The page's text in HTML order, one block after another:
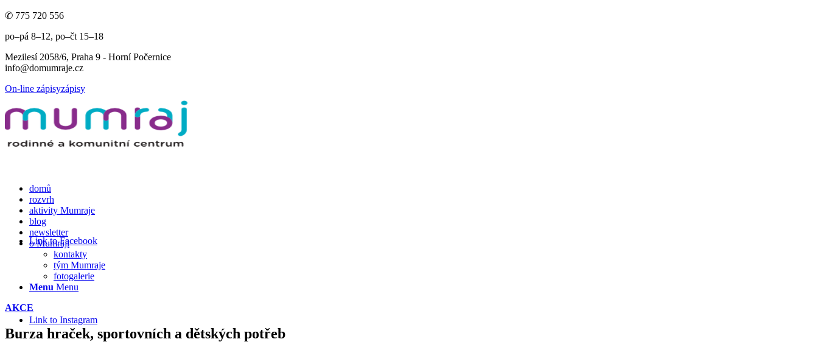
✆ 775 720 556
po–pá 8–12, po–čt 15–18
Mezilesí 2058/6, Praha 9 - Horní Počernice
info@domumraje.cz
On-line zápisyzápisy
Link to Facebook
Link to Instagram
domů
rozvrh
aktivity Mumraje
blog
newsletter
o Mumraji
kontakty
tým Mumraje
fotogalerie
Menu Menu
AKCE
Burza hraček, sportovních a dětských potřeb